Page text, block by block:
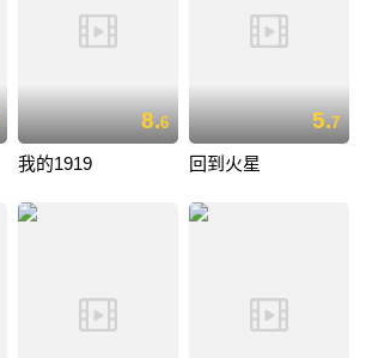
8.6
我的1919
5.7
回到火星